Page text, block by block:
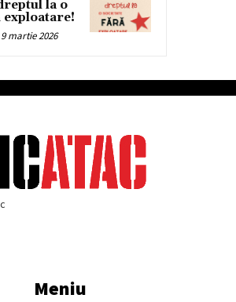
la o
exploatare!
9 martie 2026
Meniu